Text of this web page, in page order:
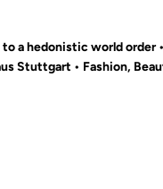
a hedonistic world order
Stuttgart • Fashion,